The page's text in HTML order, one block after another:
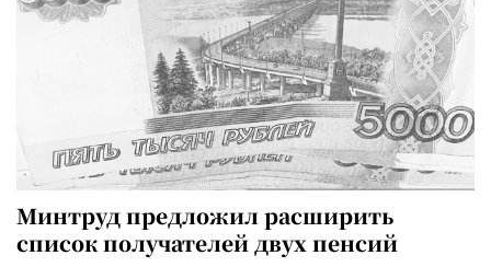
Минтруд предложил расширить
список получателей двух пенсий